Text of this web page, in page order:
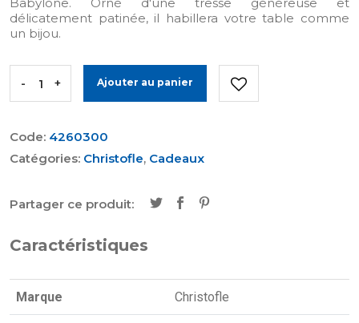
délicatement patinée, il habillera votre table comme
un bijou.
- + Ajouter au panier
Code: 4260300
Catégories: Christofle, Cadeaux
Partager ce produit:
Caractéristiques
Marque Christofle